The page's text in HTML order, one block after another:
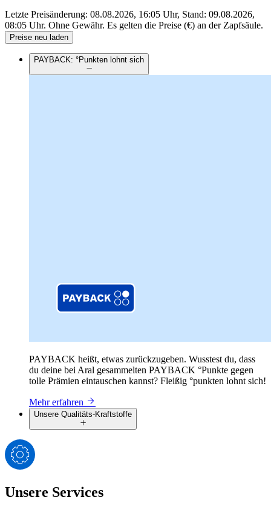
Letzte Preisänderung: 08.08.2026, 16:05 Uhr, Stand: 09.08.2026,
08:05 Uhr. Ohne Gewähr. Es gelten die Preise (€) an der Zapfsäule.
Preise neu laden
PAYBACK: °Punkten lohnt sich
PAYBACK heißt, etwas zurückzugeben. Wusstest du, dass
du deine bei Aral gesammelten PAYBACK °Punkte gegen
tolle Prämien eintauschen kannst? Fleißig °punkten lohnt sich!
Mehr erfahren
Unsere Qualitäts-Kraftstoffe
Unsere Services